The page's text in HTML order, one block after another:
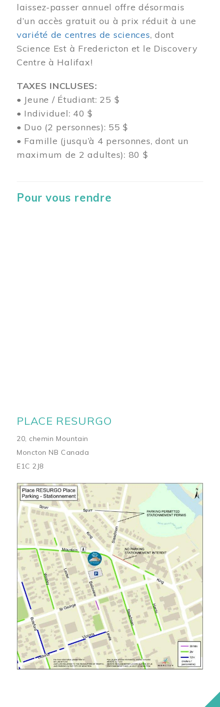
laissez-passer annuel offre désormais
d’un accès gratuit ou à prix réduit à une
variété de centres de sciences, dont
Science Est à Fredericton et le Discovery
Centre à Halifax!
TAXES INCLUSES:
• Jeune / Étudiant: 25 $
• Individuel: 40 $
• Duo (2 personnes): 55 $
• Famille (jusqu’à 4 personnes, dont un
maximum de 2 adultes): 80 $
Pour vous rendre
PLACE RESURGO
20, chemin Mountain
Moncton NB Canada
E1C 2J8